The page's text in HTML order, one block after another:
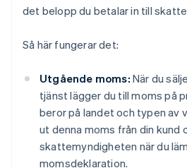
det belopp du betalar in till
Så här fungerar det:
Utgående moms: När du
tjänst lägger du till moms på
beror på landet och typen av
ut denna moms från din kund
skattemyndigheten när du
momsdeklaration.